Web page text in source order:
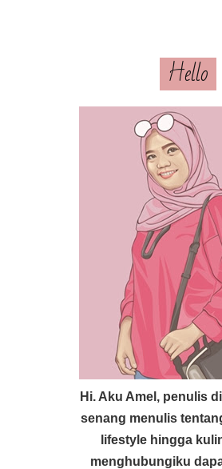
Hello
Hi. Aku Amel, penulis
senang menulis
lifestyle hingga
menghubungiku